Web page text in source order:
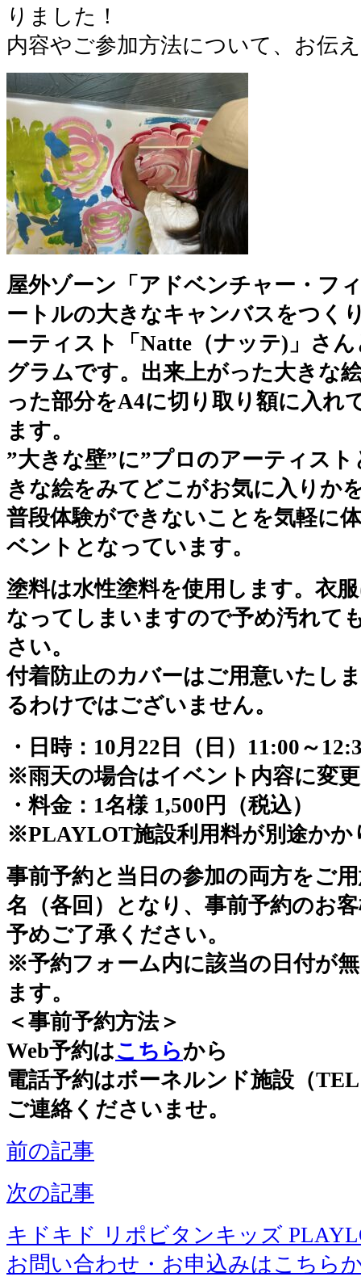
りました！
内容やご参加方法について、お伝
屋外ゾーン「アドベンチャー・フ
ートルの大きなキャンバスをつく
ーティスト「Natte（ナッテ)」さ
グラムです。出来上がった大きな
った部分をA4に切り取り額に入れ
ます。
”大きな壁”に”プロのアーティス
きな絵をみてどこがお気に入りか
普段体験ができないことを気軽に
ベントとなっています。
塗料は水性塗料を使用します。衣
なってしまいますので予め汚れて
さい。
付着防止のカバーはご用意いたし
るわけではございません。
・日時：10月22日（日）11:00～
※雨天の場合はイベント内容に変
・料金：1名様 1,500円（税込）
※PLAYLOT施設利用料が別途かか
事前予約と当日の参加の両方をご
名（各回）となり、事前予約のお
予めご了承ください。
※予約フォーム内に該当の日付が
ます。
＜事前予約方法＞
Web予約はこちらから
電話予約はボーネルンド施設（TEL
ご連絡くださいませ。
前の記事
次の記事
キドキド リポビタンキッズ
お問い合わせ・お申込みはこちら